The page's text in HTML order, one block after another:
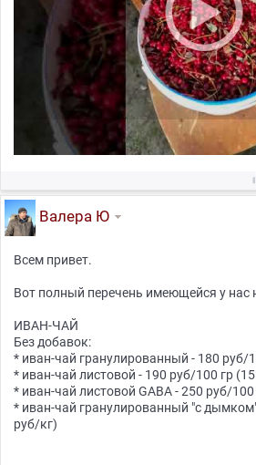
Валера Ю
Всем привет.
Вот полный перечень имеющейся у нас
ИВАН-ЧАЙ
Без добавок:
* иван-чай гранулированный - 180 руб/
* иван-чай листовой - 190 руб/100 гр
* иван-чай листовой GABA - 250 руб/
* иван-чай гранулированный "с
руб/кг)